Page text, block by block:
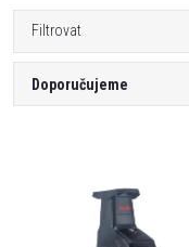
Filtrovat
ŘDoporučujeme
Nejprodávanější